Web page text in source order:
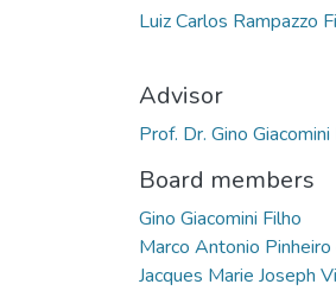
Luiz Carlos Rampazzo
Advisor
Prof. Dr. Gino Giacomini
Board members
Gino Giacomini Filho
Marco Antonio Pinheiro
Jacques Marie Joseph